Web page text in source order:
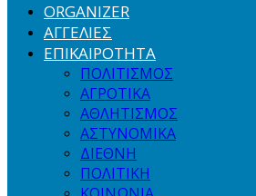
ORGANIZER
ΑΓΓΕΛΙΕΣ
ΕΠΙΚΑΙΡΟΤΗΤΑ
ΠΟΛΙΤΙΣΜΟΣ
ΑΓΡΟΤΙΚΑ
ΑΘΛΗΤΙΣΜΟΣ
ΑΣΤΥΝΟΜΙΚΑ
ΔΙΕΘΝΗ
ΠΟΛΙΤΙΚΗ